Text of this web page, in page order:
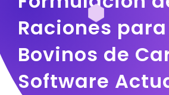
Raciones para
Bovinos de
Software